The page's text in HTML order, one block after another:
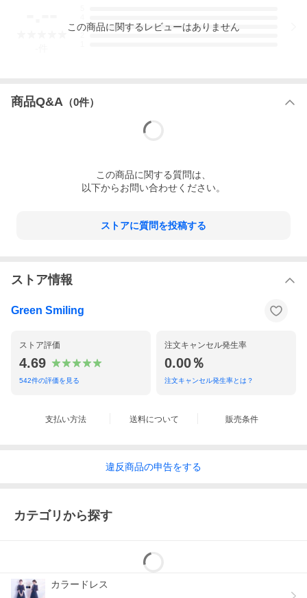
3
この商品に関するレビューはありません
商品Q&A （0件）
この商品に関する質問は、
以下からお問い合わせください。
ストアに質問を投稿する
ストア情報
Green Smiling
ストア評価
4.69
542件の評価を見る
注文キャンセル発生率
0.00％
注文キャンセル発生率とは？
支払い方法 送料について 販売条件
違反商品の申告をする
カテゴリから探す
カラードレス